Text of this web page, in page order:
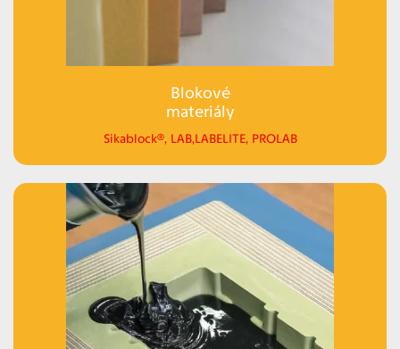
Blokové
materiály
Sikablock®, LAB,LABELITE, PROLAB